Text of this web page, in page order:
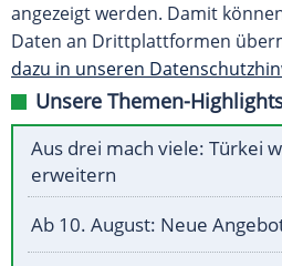
angezeigt werden. Damit
Daten an Drittplattformen
dazu in unseren
Unsere Themen-
Aus drei mach viele: Türkei
erweitern
Ab 10. August: Neue